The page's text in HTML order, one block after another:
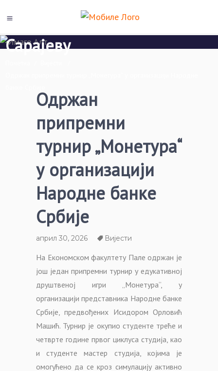
Универзитета у Источном
Сарајеву
Одржан
припремни
турнир „Монетура“
у организацији
Народне банке
Србије
април 30, 2026 Вијести
На Економском факултету Пале одржан је
још један припремни турнир у едукативној
друштвеној игри „Монетура“, у
организацији представника Народне банке
Србије, предвођених Исидором Орловић
Машић. Турнир је окупио студенте треће и
четврте године првог циклуса студија, као
и студенте мастер студија, којима је
омогућено да се кроз симулацију активно